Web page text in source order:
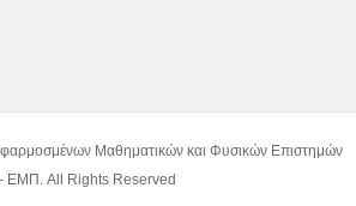
Μαθηματικών και Φυσικών Επιστημών
- ΕΜΠ. All Rights Reserved